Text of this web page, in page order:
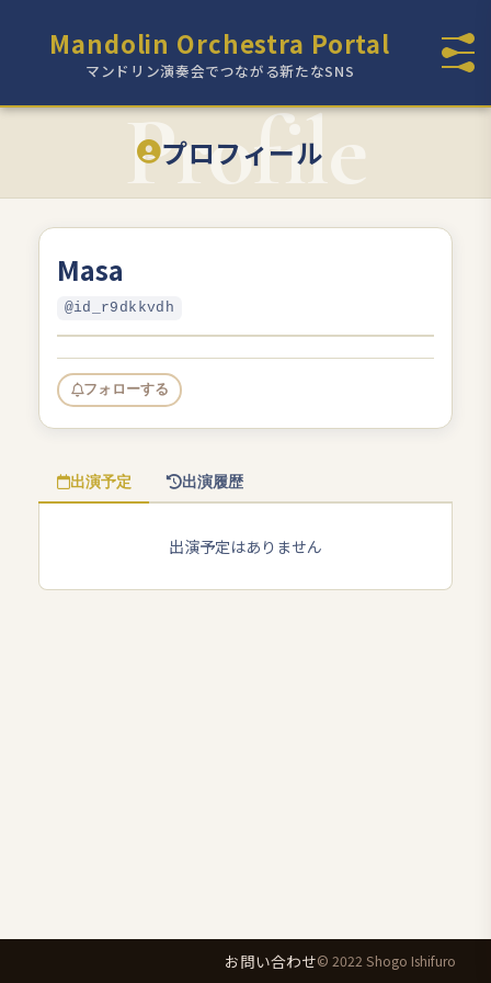
Mandolin Orchestra Portal
マンドリン演奏会でつながる新たなSNS
プロフィール
Masa
@id_r9dkkvdh
フォローする
出演予定 出演履歴
出演予定はありません
お問い合わせ© 2022 Shogo Ishifuro